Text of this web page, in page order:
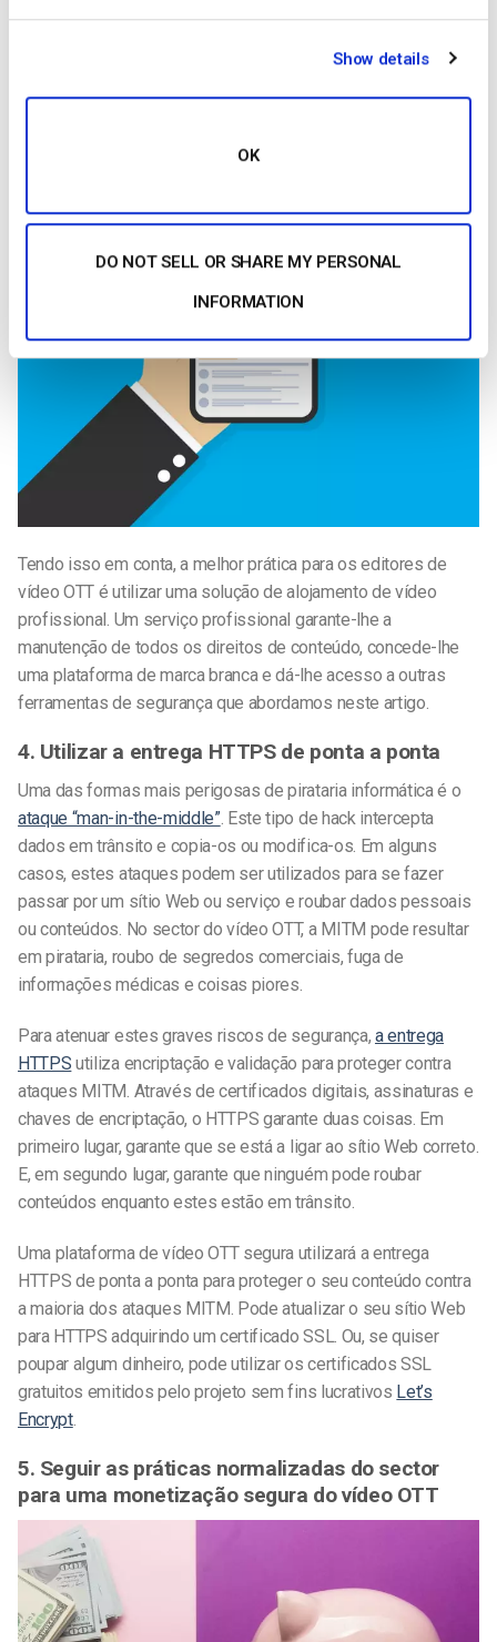
Show details
OK
DO NOT SELL OR SHARE MY PERSONAL
INFORMATION
Tendo isso em conta, a melhor prática para os editores de
vídeo OTT é utilizar uma solução de alojamento de vídeo
profissional. Um serviço profissional garante-lhe a
manutenção de todos os direitos de conteúdo, concede-lhe
uma plataforma de marca branca e dá-lhe acesso a outras
ferramentas de segurança que abordamos neste artigo.
4. Utilizar a entrega HTTPS de ponta a ponta
Uma das formas mais perigosas de pirataria informática é o
ataque “man-in-the-middle”. Este tipo de hack intercepta
dados em trânsito e copia-os ou modifica-os. Em alguns
casos, estes ataques podem ser utilizados para se fazer
passar por um sítio Web ou serviço e roubar dados pessoais
ou conteúdos. No sector do vídeo OTT, a MITM pode resultar
em pirataria, roubo de segredos comerciais, fuga de
informações médicas e coisas piores.
Para atenuar estes graves riscos de segurança, a entrega
HTTPS utiliza encriptação e validação para proteger contra
ataques MITM. Através de certificados digitais, assinaturas e
chaves de encriptação, o HTTPS garante duas coisas. Em
primeiro lugar, garante que se está a ligar ao sítio Web correto.
E, em segundo lugar, garante que ninguém pode roubar
conteúdos enquanto estes estão em trânsito.
Uma plataforma de vídeo OTT segura utilizará a entrega
HTTPS de ponta a ponta para proteger o seu conteúdo contra
a maioria dos ataques MITM. Pode atualizar o seu sítio Web
para HTTPS adquirindo um certificado SSL. Ou, se quiser
poupar algum dinheiro, pode utilizar os certificados SSL
gratuitos emitidos pelo projeto sem fins lucrativos Let’s
Encrypt.
5. Seguir as práticas normalizadas do sector
para uma monetização segura do vídeo OTT